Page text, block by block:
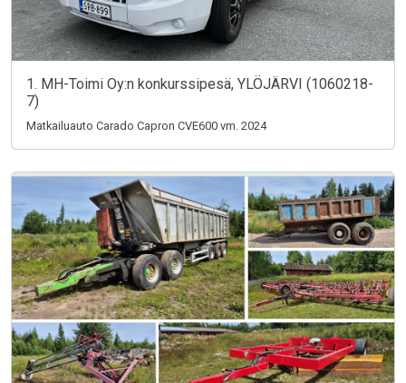
1. MH-Toimi Oy:n konkurssipesä, YLÖJÄRVI (1060218-
7)
Matkailuauto Carado Capron CVE600 vm. 2024